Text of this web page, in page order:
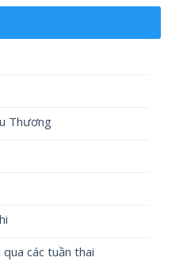
Thương
các tuần thai